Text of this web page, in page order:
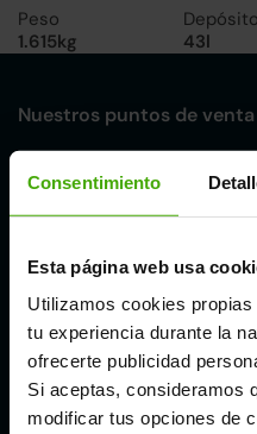
Consentimiento
Esta página web usa
Utilizamos cookies
tu experiencia durante la
ofrecerte publicidad
Si aceptas, consideramos
modificar tus opciones de
Peso
1.615kg
Depósito
43l
Nuestros puntos de
Madrid
Málaga